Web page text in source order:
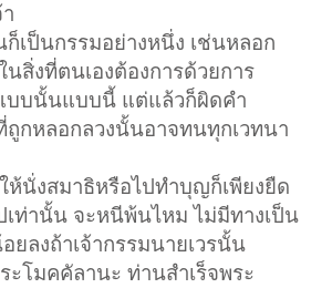
เป็นกรรมอย่างหนึ่ง เช่นหลอก
นสิ่งที่ตนเองต้องการด้วยการ
บบนั้นแบบนี้ แต่แล้วก็ผิดคำ
กหลอกลวงนั้นอาจทนทุกเวทนา
ห้นั่งสมาธิหรือไปทำบุญก็เพียงยืด
เท่านั้น จะหนีพ้นไหม ไม่มีทางเป็น
ยลงถ้าเจ้ากรรมนายเวรนั้น
ะโมคคัลานะ ท่านสำเร็จพระ